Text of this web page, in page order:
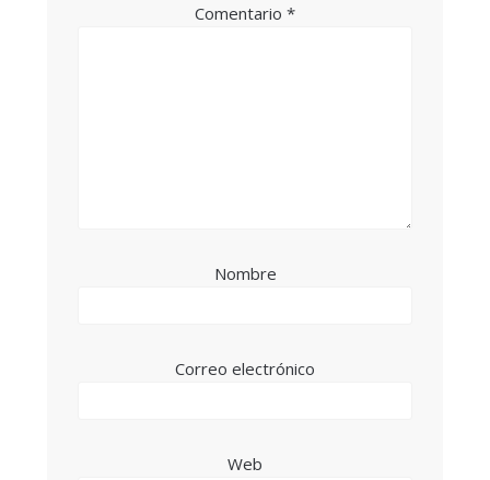
Comentario *
Nombre
Correo electrónico
Web